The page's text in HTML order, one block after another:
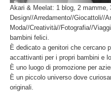
Akari & Meelat: 1 blog, 2 mamme,
Design//Arredamento//Giocattoli//
Moda//Creatività//Fotografia//
bambini felici.
È dedicato a genitori che cercano
accattivanti per i propri bambini e
È uno luogo di promozione per
È un piccolo universo dove
originali.